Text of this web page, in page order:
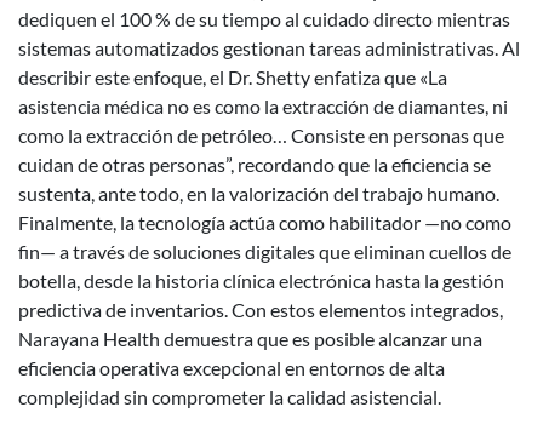
dediquen el 100 % de su tiempo al cuidado directo mientras
sistemas automatizados gestionan tareas administrativas. Al
describir este enfoque, el Dr. Shetty enfatiza que «La
asistencia médica no es como la extracción de diamantes, ni
como la extracción de petróleo… Consiste en personas que
cuidan de otras personas”, recordando que la eficiencia se
sustenta, ante todo, en la valorización del trabajo humano.
Finalmente, la tecnología actúa como habilitador —no como
fin— a través de soluciones digitales que eliminan cuellos de
botella, desde la historia clínica electrónica hasta la gestión
predictiva de inventarios. Con estos elementos integrados,
Narayana Health demuestra que es posible alcanzar una
eficiencia operativa excepcional en entornos de alta
complejidad sin comprometer la calidad asistencial.